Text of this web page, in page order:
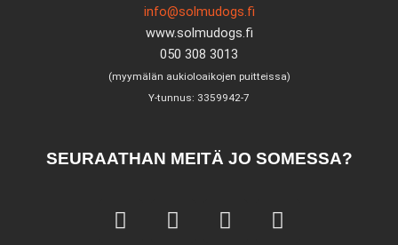
info@solmudogs.fi
www.solmudogs.fi
050 308 3013
(myymälän aukioloaikojen puitteissa)
Y-tunnus: 3359942-7
SEURAATHAN MEITÄ JO SOMESSA?
F
a
I
n
W
h
T
i